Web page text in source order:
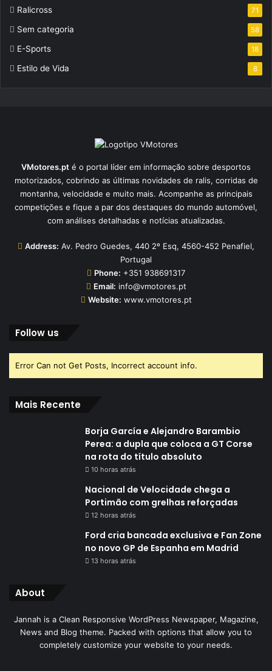
Ralicross 71
Sem categoria 58
E-Sports 18
Estilo de Vida 8
VMotores.pt é o portal líder em informação sobre desportos
motorizados, cobrindo as últimas novidades de ralis, corridas de
montanha, velocidade e muito mais. Acompanhe as principais
competições e fique a par dos destaques do mundo automóvel,
com análises detalhadas e notícias atualizadas.
Address: Av. Pedro Guedes, 440 2º Esq, 4560-452 Penafiel,
Portugal
Phone: +351 938691317
Email: info@vmotores.pt
Website: www.vmotores.pt
Follow us
Error Can not Get Posts, Incorrect account info.
Mais Recente
Borja García e Alejandro Barambio
Perea: a dupla que coloca a GT Corse
na rota do título absoluto
10 horas atrás
Nacional de Velocidade chega a
Portimão com grelhas reforçadas
12 horas atrás
Ford cria bancada exclusiva e Fan Zone
no novo GP de Espanha em Madrid
13 horas atrás
About
Jannah is a Clean Responsive WordPress Newspaper, Magazine,
News and Blog theme. Packed with options that allow you to
completely customize your website to your needs.